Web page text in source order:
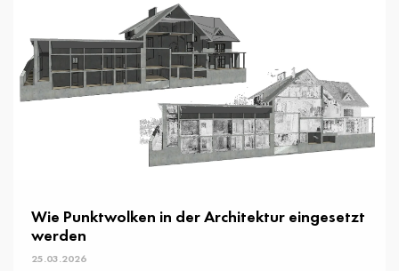
Wie Punktwolken in der Architektur eingesetzt
werden
25.03.2026